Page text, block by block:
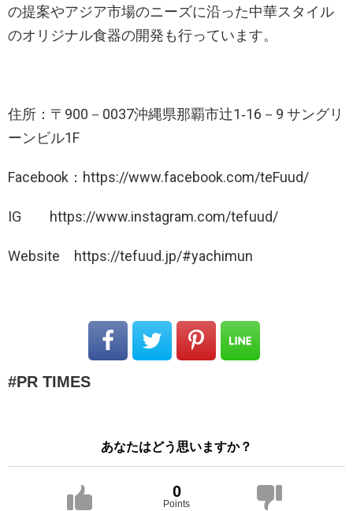
の提案やアジア市場のニーズに沿った中華スタイル
のオリジナル食器の開発も行っています。
住所：〒900－0037沖縄県那覇市辻1‐16－9 サングリ
ーンビル1F
Facebook：https://www.facebook.com/teFuud/
IG https://www.instagram.com/tefuud/
Website https://tefuud.jp/#yachimun
PR TIMES
あなたはどう思いますか？
0
Points